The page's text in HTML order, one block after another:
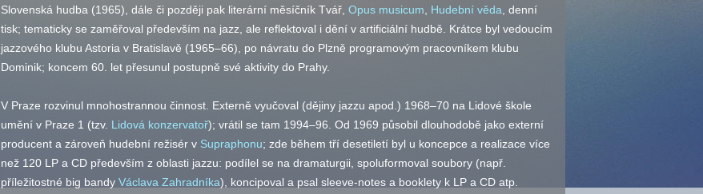
Slovenská hudba (1965), dále či později pak literární měsíčník Tvář, Opus musicum Hudební věda , denní
tisk; tematicky se zaměřoval především na jazz, ale reflektoval i dění v artificiální hudbě. Krátce byl vedoucím
jazzového klubu Astoria v Bratislavě (1965–66), po návratu do Plzně programovým pracovníkem klubu
Dominik; koncem 60. let přesunul postupně své aktivity do Prahy.
V Praze rozvinul mnohostrannou činnost. Externě vyučoval (dějiny jazzu apod. ) 1968–70 na Lidové škole
umění v Praze 1 (tzv. Lidová konzervatoř); vrátil se tam 1994–96. Od 1969 působil dlouhodobě jako externí
producent a zároveň hudební režisér v Supraphonu; zde během tří desetiletí byl u koncepce a realizace více
než 120 LP a CD především z oblasti jazzu: podílel se na dramaturgii, spoluformoval soubory (např.
příležitostné big bandy Václava Zahradníka), koncipoval a psal sleeve-notes a booklety k LP a CD atp.